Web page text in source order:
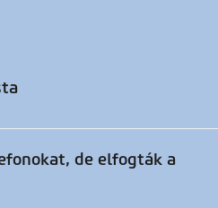
de elfogták a